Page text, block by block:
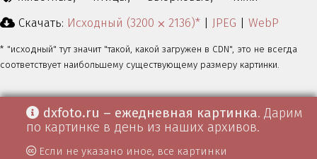
Скачать: Исходный (3200 ⨉ 2136)* | JPEG | WebP
* "исходный" тут значит "такой, какой загружен в CDN", это не всегда
соответствует наибольшему существующему размеру картинки.
dxfoto.ru – ежедневная картинка. Дарим
по картинке в день из наших архивов.
Если не указано иное, все картинки